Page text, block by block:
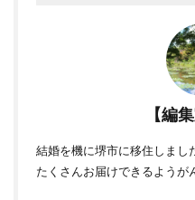
【編
結婚を機に堺市に移住しまし
たくさんお届けできるようが